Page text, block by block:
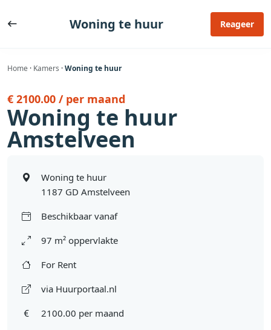
naar
Woning te huur Reageer
Home · Kamers ·Woning te huur
€ 2100.00 / per maand
Woning te huur
Amstelveen
Woning te huur
1187 GD Amstelveen
Beschikbaar vanaf
97 m² oppervlakte
For Rent
via Huurportaal.nl
2100.00 per maand